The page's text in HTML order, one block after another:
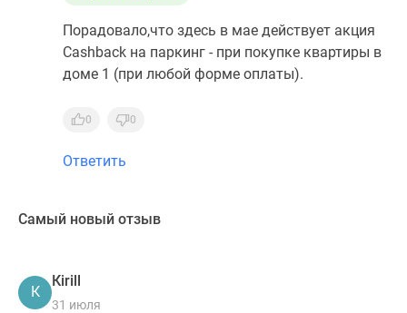
Порадовало,что здесь в мае действует акция
Cashback на паркинг - при покупке квартиры в
доме 1 (при любой форме оплаты).
0 0
Ответить
Самый новый отзыв
К
Кirill
31 июля